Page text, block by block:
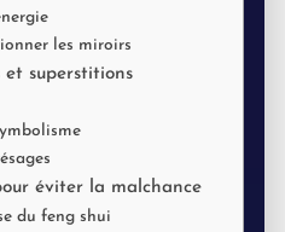
les miroirs
et superstitions
éviter la malchance
du feng shui